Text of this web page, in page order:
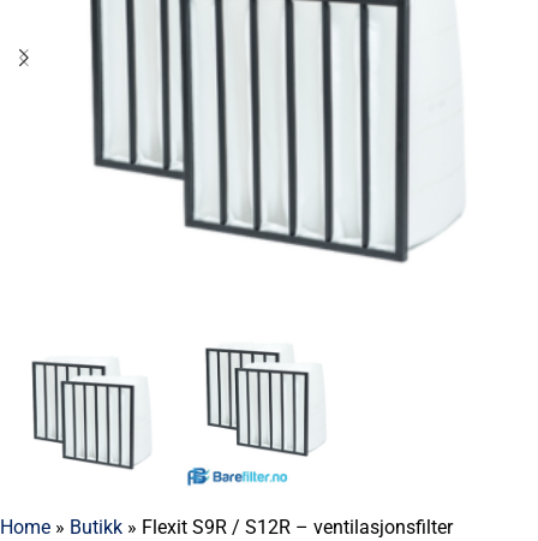
Home » Butikk » Flexit S9R / S12R – ventilasjonsfilter